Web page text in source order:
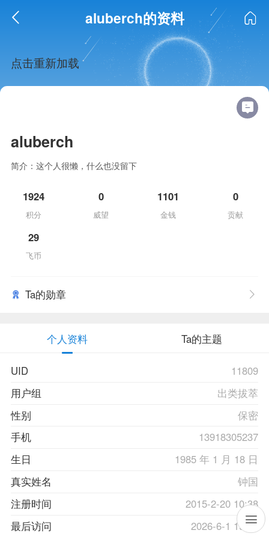
aluberch的资料
点击重新加载
aluberch
简介：这个人很懒，什么也没留下
1924
积分
0
威望
1101
金钱
0
贡献
29
飞币
Ta的勋章
个人资料 Ta的主题
UID
11809
用户组
出类拔萃
性别
保密
手机
13918305237
生日
1985 年 1 月 18 日
真实姓名
钟国
注册时间
2015-2-20 10:38
最后访问
2026-6-1 19:25